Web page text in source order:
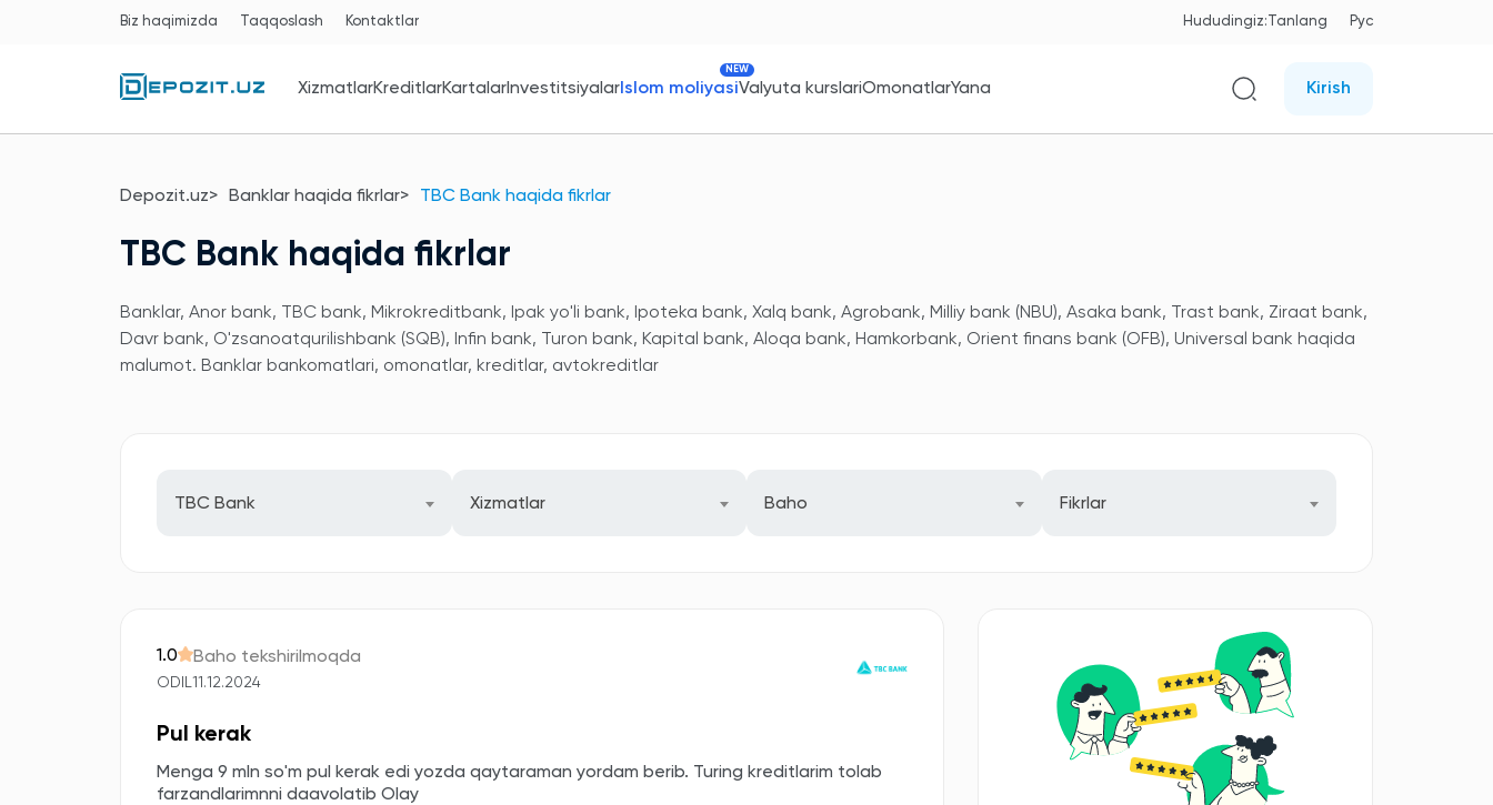
Biz haqimizda Taqqoslash Kontaktlar Hududingiz:Tanlang Рус
XizmatlarKreditlarKartalarInvestitsiyalarIslom moliyasi
NEW
Valyuta kurslariOmonatlarYana Kirish
Depozit.uz Banklar haqida fikrlar TBC Bank haqida fikrlar
TBC Bank haqida fikrlar
Banklar, Anor bank, TBC bank, Mikrokreditbank, Ipak yo'li bank, Ipoteka bank, Xalq bank, Agrobank, Milliy bank (NBU), Asaka bank, Trast bank, Ziraat bank,
Davr bank, O'zsanoatqurilishbank (SQB), Infin bank, Turon bank, Kapital bank, Aloqa bank, Hamkorbank, Orient finans bank (OFB), Universal bank haqida
malumot. Banklar bankomatlari, omonatlar, kreditlar, avtokreditlar
TBC Bank Xizmatlar Baho Fikrlar
1.0 Baho tekshirilmoqda
ODIL11.12.2024
Pul kerak
Menga 9 mln so'm pul kerak edi yozda qaytaraman yordam berib. Turing kreditlarim tolab
farzandlarimnni daavolatib Olay